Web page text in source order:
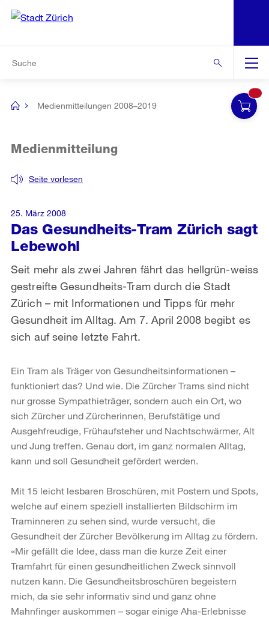
Navigation
[no
Medienmitteilungen 2008–2019
Das Gesundheits-Tram Zürich sagt
Lebewohl
Seite vorlesen
Medienmitteilung
Seit mehr als zwei Jahren fährt das hellgrün-weiss
gestreifte Gesundheits-Tram durch die Stadt
Zürich – mit Informationen und Tipps für mehr
Gesundheit im Alltag. Am 7. April 2008 begibt es
sich auf seine letzte Fahrt.
25. März 2008
Ein Tram als Träger von Gesundheitsinformationen –
funktioniert das? Und wie. Die Zürcher Trams sind nicht
nur grosse Sympathieträger, sondern auch ein Ort, wo
sich Zürcher und Zürcherinnen, Berufstätige und
Ausgehfreudige, Frühaufsteher und Nachtschwärmer, Alt
und Jung treffen. Genau dort, im ganz normalen Alltag,
kann und soll Gesundheit gefördert werden.
Mit 15 leicht lesbaren Broschüren, mit Postern und Spots,
welche auf einem speziell installierten Bildschirm im
Traminneren zu sehen sind, wurde versucht, die
Gesundheit der Zürcher Bevölkerung im Alltag zu fördern.
«Mir gefällt die Idee, dass man die kurze Zeit einer
Tramfahrt für einen gesundheitlichen Zweck sinnvoll
nutzen kann. Die Gesundheitsbroschüren begeistern
mich, da sie sehr informativ sind und ganz ohne
Mahnfinger auskommen – sogar einige Aha-Erlebnisse